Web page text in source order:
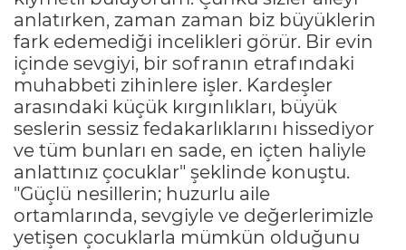
anlatırken, zaman zaman biz büyüklerin
fark edemediği incelikleri görür. Bir evin
içinde sevgiyi, bir sofranın etrafındaki
muhabbeti zihinlere işler. Kardeşler
arasındaki küçük kırgınlıkları, büyük
seslerin sessiz fedakarlıklarını hissediyor
ve tüm bunları en sade, en içten haliyle
anlattınız çocuklar" şeklinde konuştu.
"Güçlü nesillerin; huzurlu aile
ortamlarında, sevgiyle ve değerlerimizle
yetişen çocuklarla mümkün olduğunu